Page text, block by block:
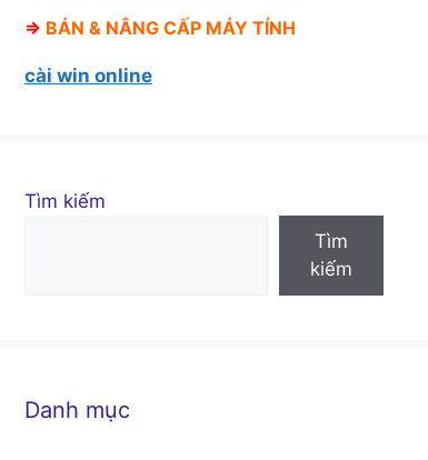
⇒ BÁN & NÂNG CẤP MÁY TÍNH
cài win online
Tìm kiếm
Tìm
kiếm
Danh mục